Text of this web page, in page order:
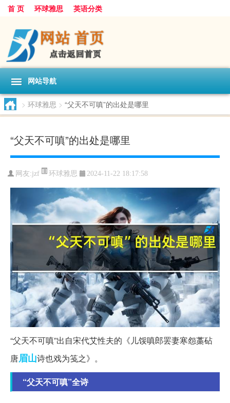
首 页 环球雅思 英语分类
网站导航
> 环球雅思 > “父天不可嗔”的出处是哪里
“父天不可嗔”的出处是哪里
网友:jzf 环球雅思 2024-11-22 18:17:58
“父天不可嗔”出自宋代艾性夫的《儿馁嗔郎罢妻寒怨藁砧
唐眉山诗也戏为笺之》。
“父天不可嗔”全诗